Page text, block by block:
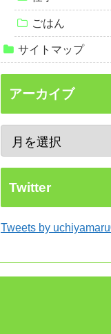
ごはん
サイトマップ
アーカイブ
Twitter
Tweets by